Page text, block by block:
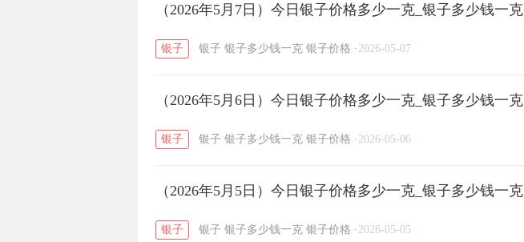
六福 / 金至尊 / 潮宏基 / 亚一金店 黄金
（2026年5月7日）今日银子价格多少一克_银子多少钱一克
银子 银子 银子多少钱一克 银子价格 · 2026-05-07
（2026年5月6日）今日银子价格多少一克_银子多少钱一克
银子 银子 银子多少钱一克 银子价格 · 2026-05-06
（2026年5月5日）今日银子价格多少一克_银子多少钱一克
银子 银子 银子多少钱一克 银子价格 · 2026-05-05